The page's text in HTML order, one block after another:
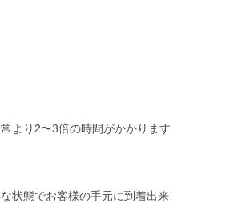
より2〜3倍の時間がかかります
状態でお客様の手元に到着出来